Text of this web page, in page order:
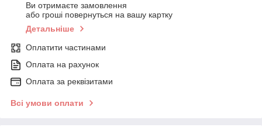
Ви отримаєте замовлення
або гроші повернуться на вашу картку
Детальніше
Оплатити частинами
Оплата на рахунок
Оплата за реквізитами
Всі умови оплати